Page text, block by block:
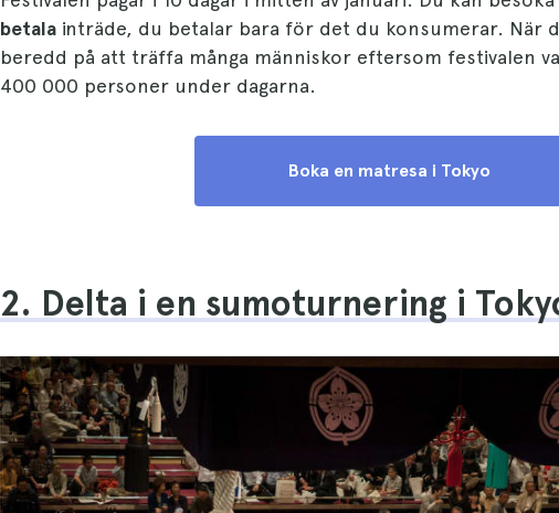
betala inträde, du betalar bara för det du konsumerar. När
beredd på att träffa många människor eftersom festivalen
400 000 personer under dagarna.
Boka en matresa i Tokyo
2. Delta i en sumoturnering i